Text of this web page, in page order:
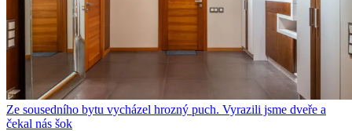
Ze sousedního bytu vycházel hrozný puch. Vyrazili jsme dveře a
čekal nás šok